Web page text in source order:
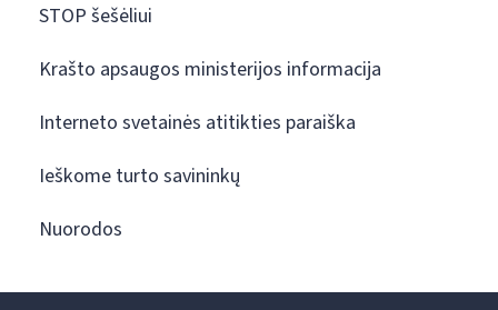
STOP šešėliui
Krašto apsaugos ministerijos informacija
Interneto svetainės atitikties paraiška
Ieškome turto savininkų
Nuorodos